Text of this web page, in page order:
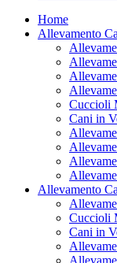
Home
Allevamento
Cuccioli
Cani in
Allevamento
Cuccioli
Cani in